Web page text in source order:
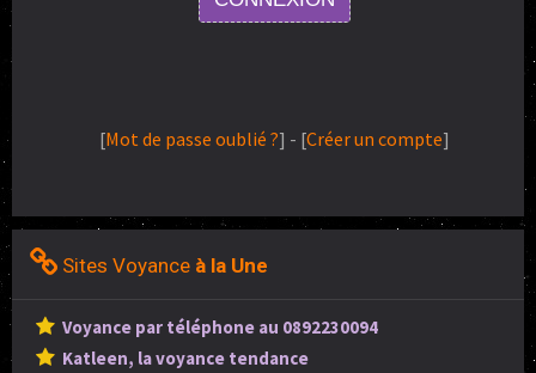
[Mot de passe oublié ?] - [Créer un compte]
Sites Voyance à la Une
Voyance par téléphone au 0892230094
Katleen, la voyance tendance